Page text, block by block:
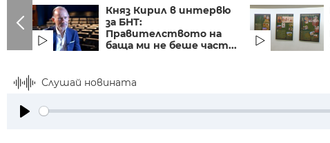
Княз Кирил в интервю
за БНТ:
Правителството на
баща ми не беше част...
Слушай новината